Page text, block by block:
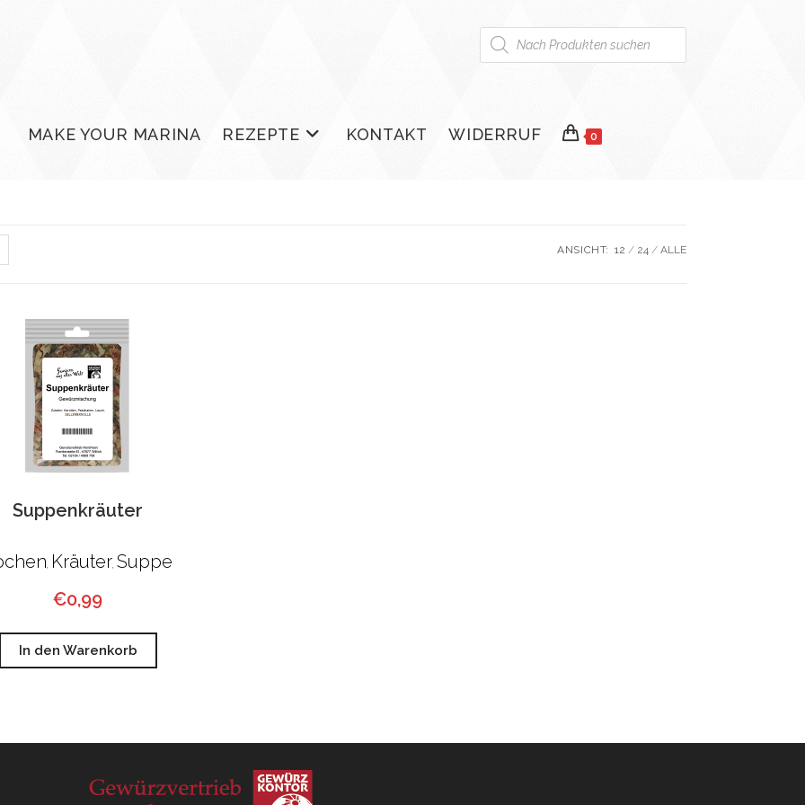
Products
search
MAKE YOUR MARINA REZEPTE KONTAKT WIDERRUF 0
ANSICHT: 12 24 ALLE
Suppenkräuter
, Kräuter, Suppe
€0,99
In den Warenkorb